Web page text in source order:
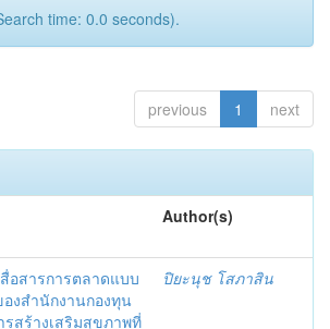
time: 0.0 seconds).
previous 1 next
Author(s)
อสารการตลาดแบบ
งสำนักงานกองทุน
สร้างเสริมสุขภาพที่
ปิยะนุช โสภาสิน